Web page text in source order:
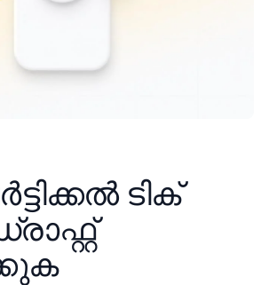
ടിക്